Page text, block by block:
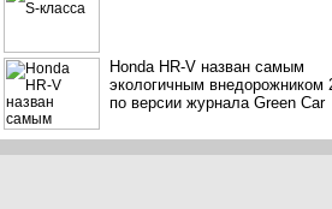
Honda HR-V назван самым
экологичным внедорожником
по версии журнала Green Car